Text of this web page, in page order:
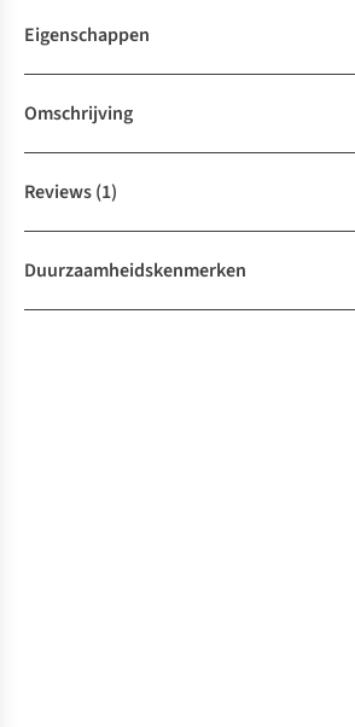
Eigenschappen
Omschrijving
Reviews(1)
Duurzaamheidskenmerken